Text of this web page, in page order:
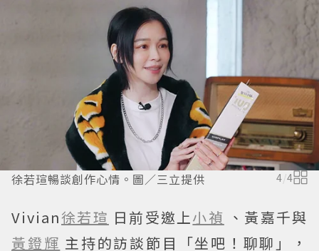
徐若瑄暢談創作心情。圖／三立提供 4/4
Vivian徐若瑄 日前受邀上小禎 、黃嘉千與
黃鐙輝 主持的訪談節目「坐吧！聊聊」，